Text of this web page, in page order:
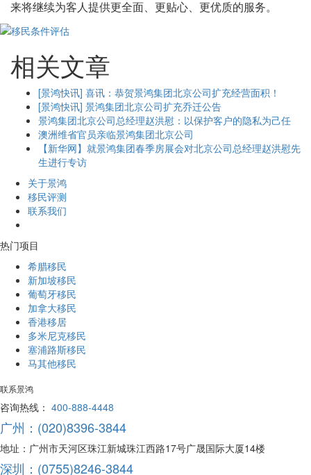
来将继续为客人提供更全面、更贴心、更优质的服务。
相关文章
[景鸿快讯] 喜讯：恭贺景鸿集团北京公司扩充经营面积！
[景鸿快讯] 景鸿集团北京公司扩充乔迁公告
景鸿集团北京公司总经理赵洪慰：以保护客户的隐私为己任
澳洲维省官员亲临景鸿集团北京公司
【新华网】就景鸿集团春季房展会对北京公司总经理赵洪慰先
生进行专访
关于景鸿
移民评测
联系我们
热门项目
希腊移民
新加坡移民
葡萄牙移民
加拿大移民
香港移居
多米尼克移民
塞浦路斯移民
马其他移民
联系景鸿
咨询热线： 400-888-4448
广州：(020)8396-3844
地址：广州市天河区珠江新城珠江西路17号广晟国际大厦14楼
深圳：(0755)8246-3844